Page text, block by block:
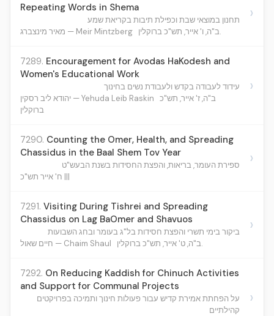
Repeating Words in Shema
תחנון במוצאי שבת וכפילת תיבות בקריאת שמע
מאיר מינצברג — Meir Mintzberg
ב"ה, ו' אייר, תש"כ ברוקלין.
›
7289. Encouragement for Avodas HaKodesh and
Women's Educational Work
עידוד לעבודה בקדש ולעבודת נשים בחינוך
יהודא ליב רסקין — Yehuda Leib Raskin ב"ה, ז' אייר, תש"כ
ברוקלין
›
7290. Counting the Omer, Health, and Spreading
Chassidus in the Baal Shem Tov Year
ספירת העומר, בריאות, והפצת החסידות בשנת הבעש"ט
ח' אייר תש"כ |||
›
7291. Visiting During Tishrei and Spreading
Chassidus on Lag BaOmer and Shavuos
ביקור בימי תשרי והפצת חסידות בל"ג בעומר ובחג השבועות
חיים שאול — Chaim Shaul
ב"ה, ט' אייר, תש"כ ברוקלין.
›
7292. On Reducing Kaddish for Chinuch Activities
and Support for Communal Projects
על הפחתת אמירת קדיש עבור פעולות חינוך ותמיכה בפרויקטים
קהילתיים
›